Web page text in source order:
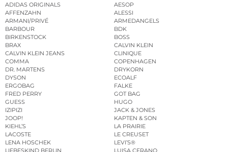
ADIDAS ORIGINALS
AESOP
AFFENZAHN
ALESSI
ARMANI/PRIVÉ
ARMEDANGELS
BARBOUR
BDK
BIRKENSTOCK
BOSS
BRAX
CALVIN KLEIN
CALVIN KLEIN JEANS
CLINIQUE
COMMA
COPENHAGEN
DR. MARTENS
DRYKORN
DYSON
ECOALF
ERGOBAG
FALKE
FRED PERRY
GOT BAG
GUESS
HUGO
IZIPIZI
JACK & JONES
JOOP!
KAPTEN & SON
KIEHL’S
LA PRAIRIE
LACOSTE
LE CREUSET
LENA HOSCHEK
LEVI’S®
LIEBESKIND BERLIN
LUISA CERANO